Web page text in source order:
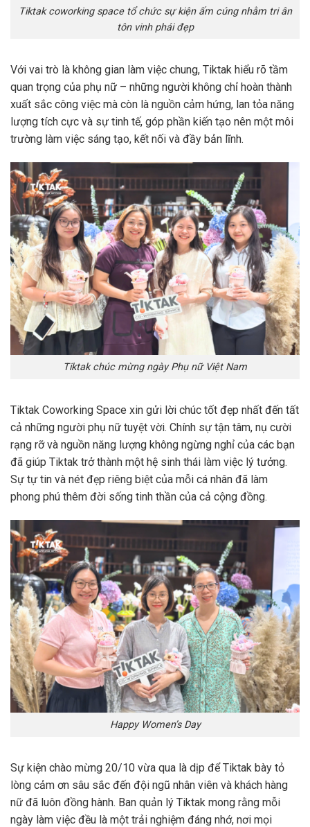
Tiktak coworking space tổ chức sự kiện ấm cúng nhằm tri ân
tôn vinh phái đẹp
Với vai trò là không gian làm việc chung, Tiktak hiểu rõ tầm
quan trọng của phụ nữ – những người không chỉ hoàn thành
xuất sắc công việc mà còn là nguồn cảm hứng, lan tỏa năng
lượng tích cực và sự tinh tế, góp phần kiến tạo nên một môi
trường làm việc sáng tạo, kết nối và đầy bản lĩnh.
Tiktak chúc mừng ngày Phụ nữ Việt Nam
Tiktak Coworking Space xin gửi lời chúc tốt đẹp nhất đến tất
cả những người phụ nữ tuyệt vời. Chính sự tận tâm, nụ cười
rạng rỡ và nguồn năng lượng không ngừng nghỉ của các bạn
đã giúp Tiktak trở thành một hệ sinh thái làm việc lý tưởng.
Sự tự tin và nét đẹp riêng biệt của mỗi cá nhân đã làm
phong phú thêm đời sống tinh thần của cả cộng đồng.
Happy Women’s Day
Sự kiện chào mừng 20/10 vừa qua là dịp để Tiktak bày tỏ
lòng cảm ơn sâu sắc đến đội ngũ nhân viên và khách hàng
nữ đã luôn đồng hành. Ban quản lý Tiktak mong rằng mỗi
ngày làm việc đều là một trải nghiệm đáng nhớ, nơi mọi